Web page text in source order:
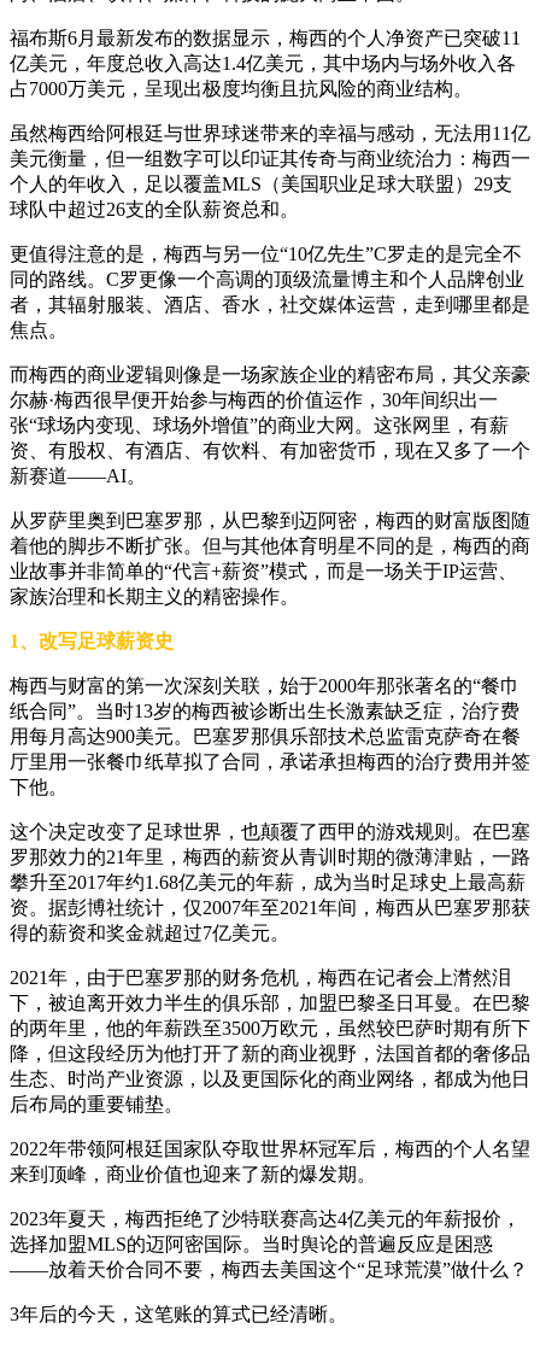
福布斯6月最新发布的数据显示，梅西的个人净资产已突破11
亿美元，年度总收入高达1.4亿美元，其中场内与场外收入各
占7000万美元，呈现出极度均衡且抗风险的商业结构。
虽然梅西给阿根廷与世界球迷带来的幸福与感动，无法用11亿
美元衡量，但一组数字可以印证其传奇与商业统治力：梅西一
个人的年收入，足以覆盖MLS（美国职业足球大联盟）29支
球队中超过26支的全队薪资总和。
更值得注意的是，梅西与另一位“10亿先生”C罗走的是完全不
同的路线。C罗更像一个高调的顶级流量博主和个人品牌创业
者，其辐射服装、酒店、香水，社交媒体运营，走到哪里都是
焦点。
而梅西的商业逻辑则像是一场家族企业的精密布局，其父亲豪
尔赫·梅西很早便开始参与梅西的价值运作，30年间织出一
张“球场内变现、球场外增值”的商业大网。这张网里，有薪
资、有股权、有酒店、有饮料、有加密货币，现在又多了一个
新赛道——AI。
从罗萨里奥到巴塞罗那，从巴黎到迈阿密，梅西的财富版图随
着他的脚步不断扩张。但与其他体育明星不同的是，梅西的商
业故事并非简单的“代言+薪资”模式，而是一场关于IP运营、
家族治理和长期主义的精密操作。
1、改写足球薪资史
梅西与财富的第一次深刻关联，始于2000年那张著名的“餐巾
纸合同”。当时13岁的梅西被诊断出生长激素缺乏症，治疗费
用每月高达900美元。巴塞罗那俱乐部技术总监雷克萨奇在餐
厅里用一张餐巾纸草拟了合同，承诺承担梅西的治疗费用并签
下他。
这个决定改变了足球世界，也颠覆了西甲的游戏规则。在巴塞
罗那效力的21年里，梅西的薪资从青训时期的微薄津贴，一路
攀升至2017年约1.68亿美元的年薪，成为当时足球史上最高薪
资。据彭博社统计，仅2007年至2021年间，梅西从巴塞罗那获
得的薪资和奖金就超过7亿美元。
2021年，由于巴塞罗那的财务危机，梅西在记者会上潸然泪
下，被迫离开效力半生的俱乐部，加盟巴黎圣日耳曼。在巴黎
的两年里，他的年薪跌至3500万欧元，虽然较巴萨时期有所下
降，但这段经历为他打开了新的商业视野，法国首都的奢侈品
生态、时尚产业资源，以及更国际化的商业网络，都成为他日
后布局的重要铺垫。
2022年带领阿根廷国家队夺取世界杯冠军后，梅西的个人名望
来到顶峰，商业价值也迎来了新的爆发期。
2023年夏天，梅西拒绝了沙特联赛高达4亿美元的年薪报价，
选择加盟MLS的迈阿密国际。当时舆论的普遍反应是困惑
——放着天价合同不要，梅西去美国这个“足球荒漠”做什么？
3年后的今天，这笔账的算式已经清晰。